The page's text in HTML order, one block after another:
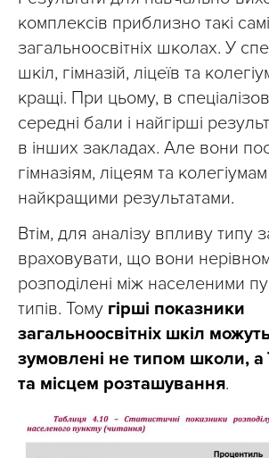
комплексів приблизно такі
загальноосвітніх школах. У
шкіл, гімназій, ліцеїв та
кращі. При цьому, в
середні бали і найгірші
в інших закладах. Але вони
гімназіям, ліцеям та
найкращими результатами.
Втім, для аналізу впливу типу
враховувати, що вони
розподілені між населеними
типів. Тому гірші показники
загальноосвітніх шкіл
зумовлені не типом школи, а
та місцем розташування.